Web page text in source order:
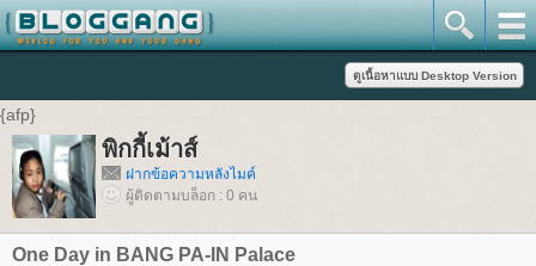
{afp}
พิกกี้เม้าส์
ฝากข้อความหลังไมค์
ผู้ติดตามบล็อก : 0 คน
One Day in BANG PA-IN Palace